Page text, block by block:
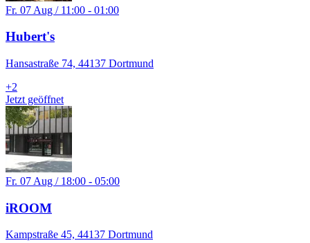
Fr. 07 Aug / 11:00 - 01:00
Hubert's
Hansastraße 74, 44137 Dortmund
+2
Jetzt geöffnet
Fr. 07 Aug / 18:00 - 05:00
iROOM
Kampstraße 45, 44137 Dortmund